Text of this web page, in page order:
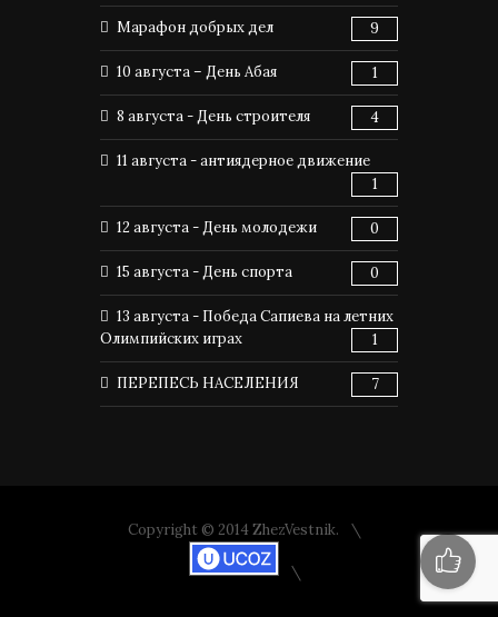
Марафон добрых дел 9
10 августа – День Абая 1
8 августа - День строителя 4
11 августа - антиядерное движение
1
12 августа - День молодежи 0
15 августа - День спорта 0
13 августа - Победа Сапиева на летних
Олимпийских играх
1
ПЕРЕПЕСЬ НАСЕЛЕНИЯ 7
Copyright © 2014 ZhezVestnik.